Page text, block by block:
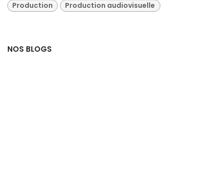
Production Production audiovisuelle
NOS BLOGS